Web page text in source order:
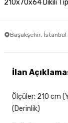
210x70x64 Dikili
Başakşehir, İstanbul
İlan
Ölçüler: 210 cm
(Derinlik)